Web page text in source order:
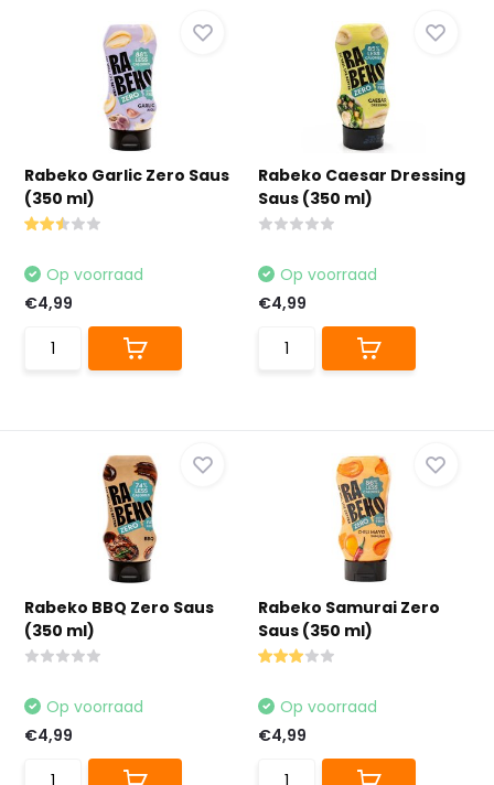
Rabeko Garlic Zero Saus
(350 ml)
Op voorraad
€4,99
Rabeko Caesar Dressing
Saus (350 ml)
Op voorraad
€4,99
Rabeko BBQ Zero Saus
(350 ml)
Op voorraad
€4,99
Rabeko Samurai Zero
Saus (350 ml)
Op voorraad
€4,99